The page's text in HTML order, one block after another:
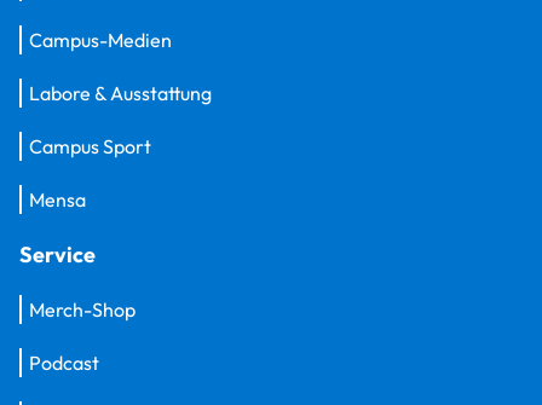
Campus-Medien
Labore & Ausstattung
Campus Sport
Mensa
Service
Merch-Shop
Podcast